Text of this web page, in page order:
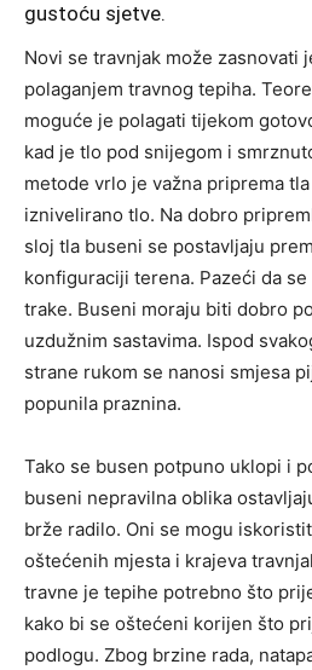
gustoću sjetve.
Novi se travnjak može zasnovati
polaganjem travnog tepiha.
moguće je polagati tijekom
kad je tlo pod snijegom i
metode vrlo je važna priprema
iznivelirano tlo. Na dobro
sloj tla buseni se postavljaju
konfiguraciji terena. Pazeći da
trake. Buseni moraju biti dobro
uzdužnim sastavima. Ispod
strane rukom se nanosi smjesa
popunila praznina.
Tako se busen potpuno uklopi i
buseni nepravilna oblika
brže radilo. Oni se mogu
oštećenih mjesta i krajeva
travne je tepihe potrebno što
kako bi se oštećeni korijen što
podlogu. Zbog brzine rada,